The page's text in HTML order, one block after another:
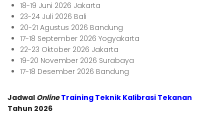
18-19 Juni 2026 Jakarta
23-24 Juli 2026 Bali
20-21 Agustus 2026 Bandung
17-18 September 2026 Yogyakarta
22-23 Oktober 2026 Jakarta
19-20 November 2026 Surabaya
17-18 Desember 2026 Bandung
Jadwal OnlineTraining Teknik Kalibrasi Tekanan
Tahun 2026